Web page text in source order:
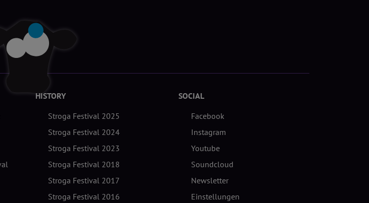
HISTORY
Stroga Festival 2025
Stroga Festival 2024
Stroga Festival 2023
Stroga Festival 2018
Stroga Festival 2017
Stroga Festival 2016
SOCIAL
Facebook
Instagram
Youtube
Soundcloud
Newsletter
Einstellungen